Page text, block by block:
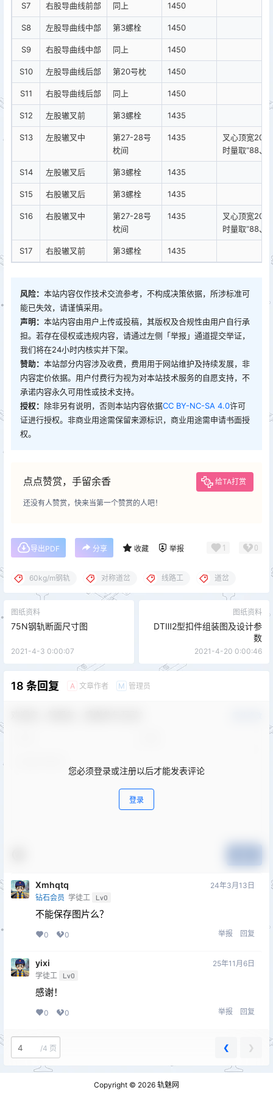
S7 右股导曲线前部 同上 1450
S8 左股导曲线中部 第3螺栓 1450
S9 右股导曲线中部 同上 1450
S10 左股导曲线后部 第20号枕 1450
S11 右股导曲线后部 同上 1450
S12 左股辙叉前 第3螺栓 1435
S13 左股辙叉中
第27-28号
枕间
1435
叉心顶宽20-
时量取“88、
S14 左股辙叉后 第3螺栓 1435
S15 右股辙叉后 第3螺栓 1435
S16 右股辙叉中
第27-28号
枕间
1435
叉心顶宽20-
时量取“88、
S17 右股辙叉前 第3螺栓 1435
风险： 本站内容仅作技术交流参考，不构成决策依据，所涉标准可
能已失效，请谨慎采用。
声明： 本站内容由用户上传或投稿，其版权及合规性由用户自行承
担。若存在侵权或违规内容，请通过左侧「举报」通道提交举证，
我们将在24小时内核实并下架。
赞助： 本站部分内容涉及收费，费用用于网站维护及持续发展，非
内容定价依据。用户付费行为视为对本站技术服务的自愿支持，不
承诺内容永久可用性或技术支持。
授权： 除非另有说明，否则本站内容依据CC BY-NC-SA 4.0许可
证进行授权。非商业用途需保留来源标识，商业用途需申请书面授
权。
点点赞赏，手留余香 给TA打赏
还没有人赞赏，快来当第一个赞赏的人吧！
导出PDF 分享 收藏 举报 1 0
60kg/m钢轨 对称道岔 线路工 道岔
图纸资料
75N钢轨断面尺寸图
2021-4-3 0:00:07
图纸资料
DTⅢ2型扣件组装图及设计参
数
2021-4-20 0:00:46
18 条回复 A 文章作者 M 管理员
您必须登录或注册以后才能发表评论
登录
Xmhqtq
钻石会员 学徒工 Lv0
24年3月13日
不能保存图片么？
0 0 举报 回复
yixi
学徒工 Lv0
25年11月6日
感谢！
0 0 举报 回复
/4 页 ❮ ❯
Copyright © 2026 轨魅网